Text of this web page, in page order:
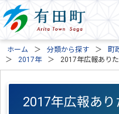
ホーム 分類から探す 町
2017年
2017年広報あり
2017年広報あり